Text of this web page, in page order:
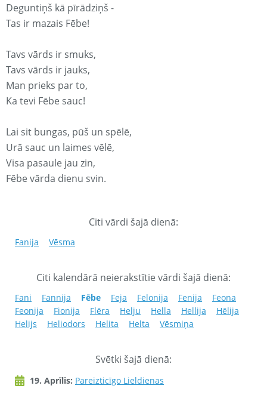
Deguntiņš kā pīrādziņš -
Tas ir mazais Fēbe!
Tavs vārds ir smuks,
Tavs vārds ir jauks,
Man prieks par to,
Ka tevi Fēbe sauc!
Lai sit bungas, pūš un spēlē,
Urā sauc un laimes vēlē,
Visa pasaule jau zin,
Fēbe vārda dienu svin.
Citi vārdi šajā dienā:
Fanija Vēsma
Citi kalendārā neierakstītie vārdi šajā dienā:
Fani Fannija Fēbe Feja Felonija Fenija
Feona
Feonija
Fionija Flēra Helju Hella Hellija
Hēlija
Helijs
Heliodors Helita Helta Vēsmiņa
Svētki šajā dienā:
19. Aprīlis: Pareizticīgo Lieldienas